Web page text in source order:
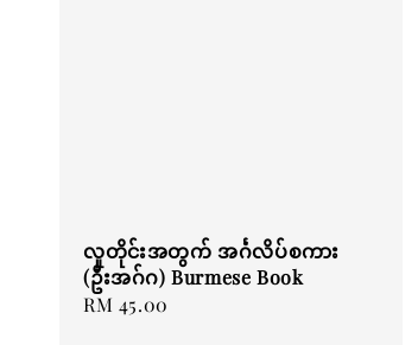
လူတိုင်းအတွက် အင်္ဂလိပ်စကား
(ဦးအဂ်ဂ) Burmese Book
Regular
RM 45.00